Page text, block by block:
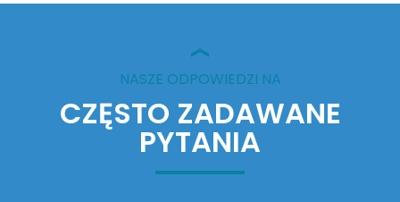
NASZE ODPOWIEDZI NA
CZĘSTO ZADAWANE
PYTANIA